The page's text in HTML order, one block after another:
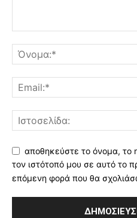
αποθηκεύστε το όνομα, το
τον ιστότοπό μου σε αυτό το
επόμενη φορά που θα